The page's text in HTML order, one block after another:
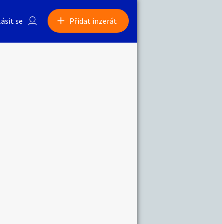
se Přidat inzerát
Sběratelství